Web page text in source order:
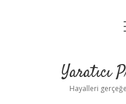
Yaratıcı
Hayalleri